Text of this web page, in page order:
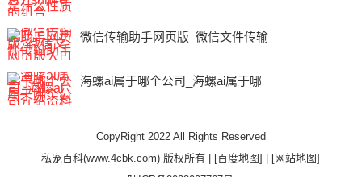
微信传输助手网页版_微信文件传输
海螺ai属于哪个公司_海螺ai属于哪
CopyRight 2022 All Rights Reserved
私宠百科(www.4cbk.com) 版权所有 |
[百度地图]
[网站地图]